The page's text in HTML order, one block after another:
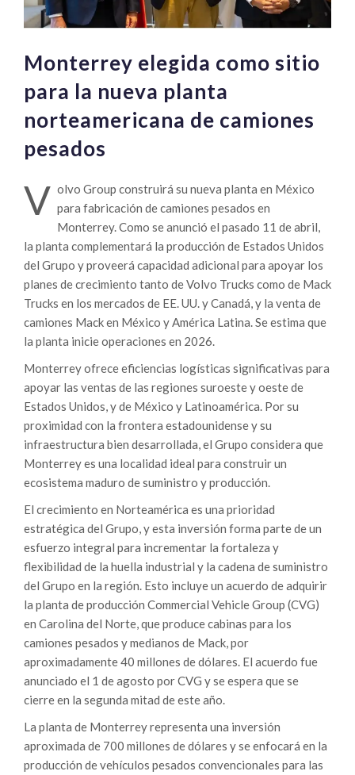
Monterrey elegida como sitio
para la nueva planta
norteamericana de camiones
pesados
V olvo Group construirá su nueva planta en México
para fabricación de camiones pesados en
Monterrey. Como se anunció el pasado 11 de abril,
la planta complementará la producción de Estados Unidos
del Grupo y proveerá capacidad adicional para apoyar los
planes de crecimiento tanto de Volvo Trucks como de Mack
Trucks en los mercados de EE. UU. y Canadá, y la venta de
camiones Mack en México y América Latina. Se estima que
la planta inicie operaciones en 2026.
Monterrey ofrece eficiencias logísticas significativas para
apoyar las ventas de las regiones suroeste y oeste de
Estados Unidos, y de México y Latinoamérica. Por su
proximidad con la frontera estadounidense y su
infraestructura bien desarrollada, el Grupo considera que
Monterrey es una localidad ideal para construir un
ecosistema maduro de suministro y producción.
El crecimiento en Norteamérica es una prioridad
estratégica del Grupo, y esta inversión forma parte de un
esfuerzo integral para incrementar la fortaleza y
flexibilidad de la huella industrial y la cadena de suministro
del Grupo en la región. Esto incluye un acuerdo de adquirir
la planta de producción Commercial Vehicle Group (CVG)
en Carolina del Norte, que produce cabinas para los
camiones pesados y medianos de Mack, por
aproximadamente 40 millones de dólares. El acuerdo fue
anunciado el 1 de agosto por CVG y se espera que se
cierre en la segunda mitad de este año.
La planta de Monterrey representa una inversión
aproximada de 700 millones de dólares y se enfocará en la
producción de vehículos pesados convencionales para las